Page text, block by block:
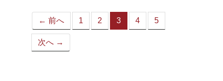
← 前へ 1 2 3
（こ
4 5
次へ →